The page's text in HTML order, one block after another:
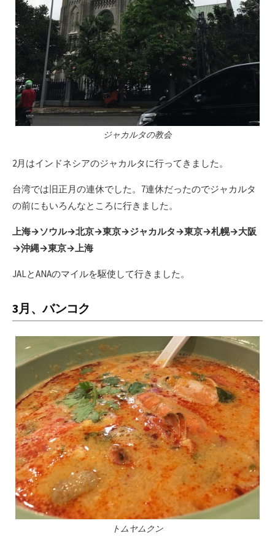
ジャカルタの教会
2月はインドネシアのジャカルタに行ってきました。
台湾では旧正月の連休でした。7連休だったのでジャカルタ
の前にもいろんなところに行きました。
上海→ソウル→北京→東京→ジャカルタ→東京→札幌→大阪
→沖縄→東京→上海
JALとANAのマイルを駆使して行きました。
3月、バンコク
トムヤムクン